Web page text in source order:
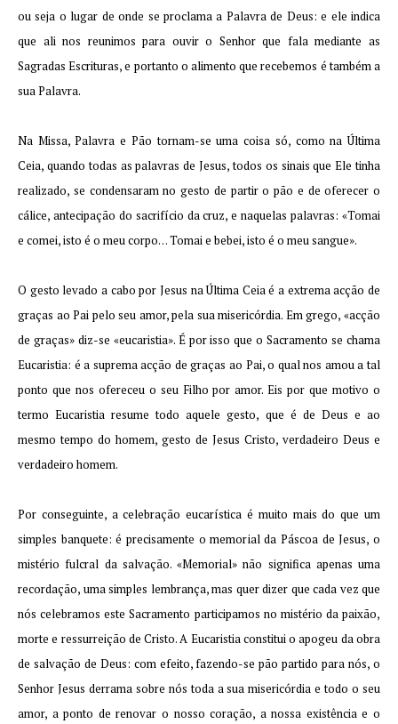
ou seja o lugar de onde se proclama a Palavra de Deus: e ele indica
que ali nos reunimos para ouvir o Senhor que fala mediante as
Sagradas Escrituras, e portanto o alimento que recebemos é também a
sua Palavra.
Na Missa, Palavra e Pão tornam-se uma coisa só, como na Última
Ceia, quando todas as palavras de Jesus, todos os sinais que Ele tinha
realizado, se condensaram no gesto de partir o pão e de oferecer o
cálice, antecipação do sacrifício da cruz, e naquelas palavras: «Tomai
e comei, isto é o meu corpo… Tomai e bebei, isto é o meu sangue».
O gesto levado a cabo por Jesus na Última Ceia é a extrema acção de
graças ao Pai pelo seu amor, pela sua misericórdia. Em grego, «acção
de graças» diz-se «eucaristia». É por isso que o Sacramento se chama
Eucaristia: é a suprema acção de graças ao Pai, o qual nos amou a tal
ponto que nos ofereceu o seu Filho por amor. Eis por que motivo o
termo Eucaristia resume todo aquele gesto, que é de Deus e ao
mesmo tempo do homem, gesto de Jesus Cristo, verdadeiro Deus e
verdadeiro homem.
Por conseguinte, a celebração eucarística é muito mais do que um
simples banquete: é precisamente o memorial da Páscoa de Jesus, o
mistério fulcral da salvação. «Memorial» não significa apenas uma
recordação, uma simples lembrança, mas quer dizer que cada vez que
nós celebramos este Sacramento participamos no mistério da paixão,
morte e ressurreição de Cristo. A Eucaristia constitui o apogeu da obra
de salvação de Deus: com efeito, fazendo-se pão partido para nós, o
Senhor Jesus derrama sobre nós toda a sua misericórdia e todo o seu
amor, a ponto de renovar o nosso coração, a nossa existência e o